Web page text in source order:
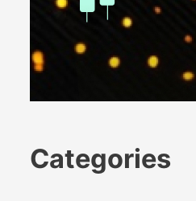
Categories